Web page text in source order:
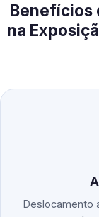
Benefícios
na
Deslocamento